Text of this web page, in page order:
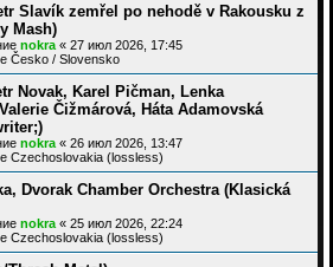
Slavík zemřel po nehodě v Rakousku z
Mash)
nokra « 27 июл 2026, 17:45
Česko / Slovensko
Novak, Karel Pičman, Lenka
Čižmárová, Háta Adamovská
nokra « 26 июл 2026, 13:47
Czechoslovakia (lossless)
Dvorak Chamber Orchestra (Klasická
nokra « 25 июл 2026, 22:24
Czechoslovakia (lossless)